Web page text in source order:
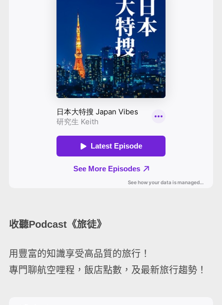
收聽Podcast《旅徒》
用豐富的知識享受高品質的旅行！
專門聊航空哩程，飯店點數，及最新旅行趨勢！